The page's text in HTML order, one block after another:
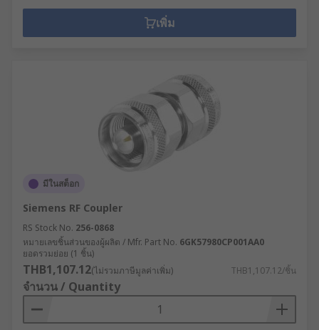
เพิ่ม
มีในสต็อก
Siemens RF Coupler
RS Stock No. 256-0868
หมายเลขชิ้นส่วนของผู้ผลิต / Mfr. Part No. 6GK57980CP001AA0
ยอดรวมย่อย (1 ชิ้น)
THB1,107.12(ไม่รวมภาษีมูลค่าเพิ่ม) THB1,107.12/ชิ้น
จำนวน / Quantity